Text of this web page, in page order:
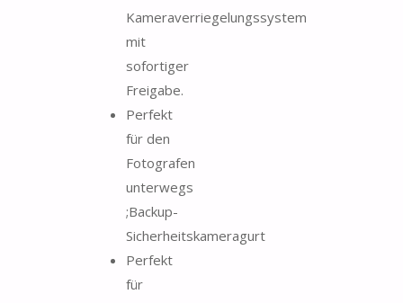
Kameraverriegelungssystem
mit
sofortiger
Freigabe.
Perfekt
für den
Fotografen
unterwegs
;Backup-
Sicherheitskameragurt
Perfekt
für